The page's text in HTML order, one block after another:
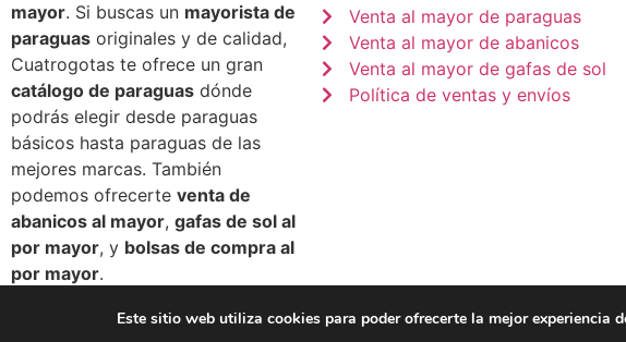
mayor. Si buscas un mayorista de
paraguas originales y de calidad,
Cuatrogotas te ofrece un gran
catálogo de paraguas dónde
podrás elegir desde paraguas
básicos hasta paraguas de las
mejores marcas. También
podemos ofrecerte venta de
abanicos al mayor, gafas de sol al
por mayor, y bolsas de compra al
por mayor.
Venta al mayor de paraguas
Venta al mayor de abanicos
Venta al mayor de gafas de sol
Política de ventas y envíos
© 2026 Paraguas CuatroGotas - All Rights Reserved
Este sitio web utiliza cookies para poder ofrecerte la mejor experiencia